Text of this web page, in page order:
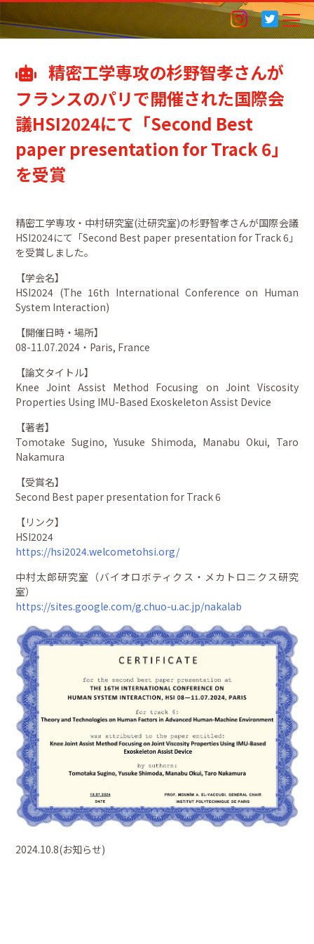
精密工学専攻の杉野智孝さんが
フランスのパリで開催された国際会
議HSI2024にて「Second Best
paper presentation for Track 6」
を受賞
精密工学専攻・中村研究室(辻研究室)の杉野智孝さんが国際会議
HSI2024にて「Second Best paper presentation for Track 6」
を受賞しました。
【学会名】
HSI2024 (The 16th International Conference on Human
System Interaction)
【開催日時・場所】
08-11.07.2024・Paris, France
【論文タイトル】
Knee Joint Assist Method Focusing on Joint Viscosity
Properties Using IMU-Based Exoskeleton Assist Device
【著者】
Tomotake Sugino, Yusuke Shimoda, Manabu Okui, Taro
Nakamura
【受賞名】
Second Best paper presentation for Track 6
【リンク】
HSI2024
https://hsi2024.welcometohsi.org/
中村太郎研究室（バイオロボティクス・メカトロニクス研究
室）
https://sites.google.com/g.chuo-u.ac.jp/nakalab
2024.10.8(お知らせ)